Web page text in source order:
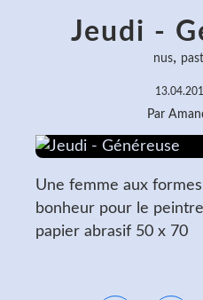
Jeudi -
nus,
Par
Une femme aux
bonheur pour le
papier abrasif 50 x 70